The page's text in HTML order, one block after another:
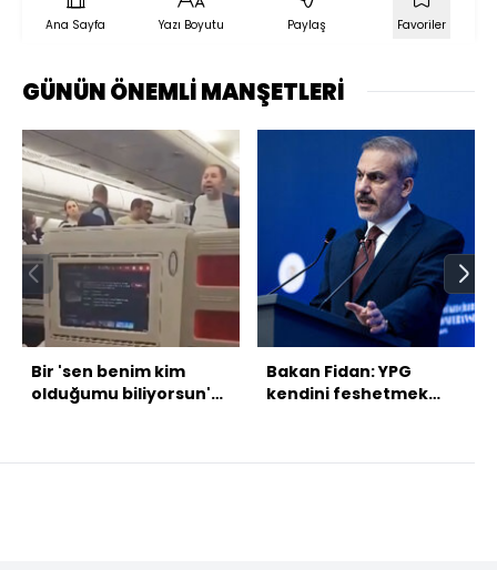
Ana Sayfa Yazı Boyutu Paylaş Favoriler
GÜNÜN ÖNEMLİ MANŞETLERİ
Bir 'sen benim kim
olduğumu biliyorsun'
Bakan Fidan: YPG
kendini feshetmek